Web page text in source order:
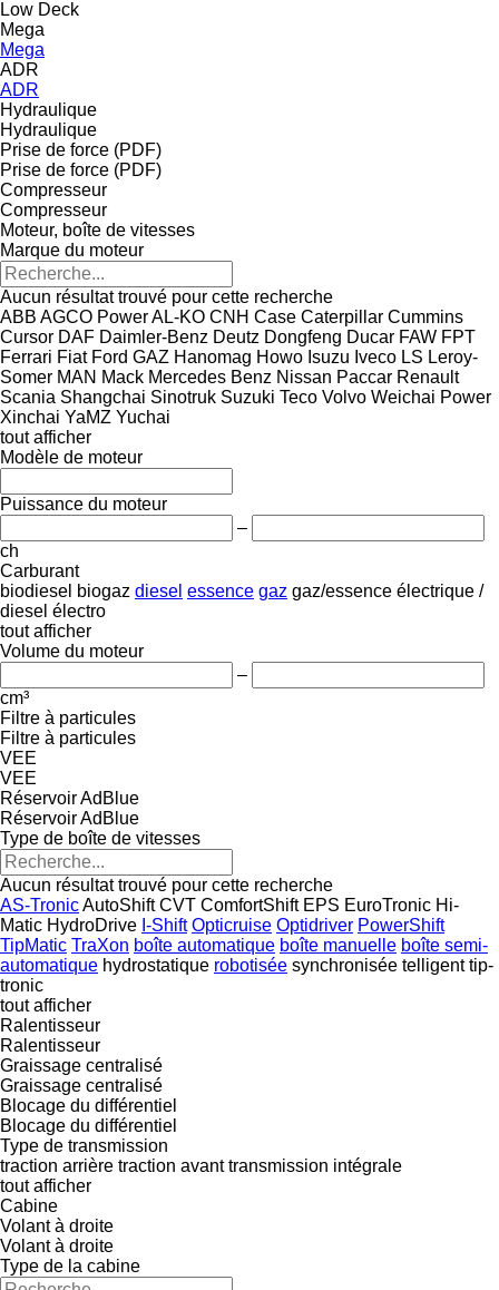
Low Deck
Mega
Mega
ADR
ADR
Hydraulique
Hydraulique
Prise de force (PDF)
Prise de force (PDF)
Compresseur
Compresseur
Moteur, boîte de vitesses
Marque du moteur
Aucun résultat trouvé pour cette recherche
ABB AGCO PowerAL-KO CNH Case Caterpillar Cummins
Cursor DAF Daimler-Benz Deutz Dongfeng Ducar FAW FPT
Ferrari Fiat Ford GAZ Hanomag Howo Isuzu Iveco LS Leroy-
Somer MAN Mack Mercedes Benz Nissan Paccar Renault
Scania Shangchai Sinotruk Suzuki Teco Volvo Weichai Power
Xinchai YaMZ Yuchai
tout afficher
Modèle de moteur
Puissance du moteur
–
ch
Carburant
biodiesel biogaz diesel essence gaz gaz/essence électrique /
diesel électro
tout afficher
Volume du moteur
–
cm³
Filtre à particules
Filtre à particules
VEE
VEE
Réservoir AdBlue
Réservoir AdBlue
Type de boîte de vitesses
Aucun résultat trouvé pour cette recherche
AS-TronicAutoShift CVT ComfortShift EPS EuroTronic Hi-
Matic HydroDrive I-Shift Opticruise Optidriver PowerShift
TipMatic TraXon boîte automatique boîte manuelle boîte semi-
automatique hydrostatique robotisée synchronisée telligent tip-
tronic
tout afficher
Ralentisseur
Ralentisseur
Graissage centralisé
Graissage centralisé
Blocage du différentiel
Blocage du différentiel
Type de transmission
traction arrière traction avant transmission intégrale
tout afficher
Cabine
Volant à droite
Volant à droite
Type de la cabine